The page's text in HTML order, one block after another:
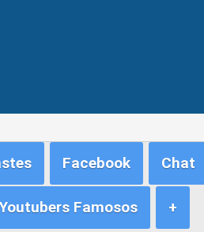
Facebook Chat
Famosos +